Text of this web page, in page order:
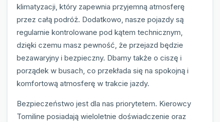
klimatyzacji, który zapewnia przyjemną atmosferę
przez całą podróż. Dodatkowo, nasze pojazdy są
regularnie kontrolowane pod kątem technicznym,
dzięki czemu masz pewność, że przejazd będzie
bezawaryjny i bezpieczny. Dbamy także o ciszę i
porządek w busach, co przekłada się na spokojną i
komfortową atmosferę w trakcie jazdy.
Bezpieczeństwo jest dla nas priorytetem. Kierowcy
Tomiline posiadają wieloletnie doświadczenie oraz